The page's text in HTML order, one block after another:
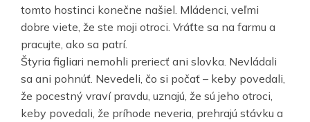
tomto hostinci konečne našiel. Mládenci, veľmi
dobre viete, že ste moji otroci. Vráťte sa na farmu a
pracujte, ako sa patrí.
Štyria figliari nemohli preriecť ani slovka. Nevládali
sa ani pohnúť. Nevedeli, čo si počať – keby povedali,
že pocestný vraví pravdu, uznajú, že sú jeho otroci,
keby povedali, že príhode neveria, prehrajú stávku a